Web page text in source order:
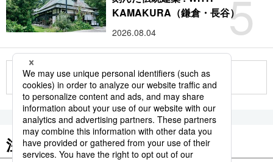
5
KAMAKURA（鎌倉・長谷）
2026.08.04
もっと見る
注目のキーワード